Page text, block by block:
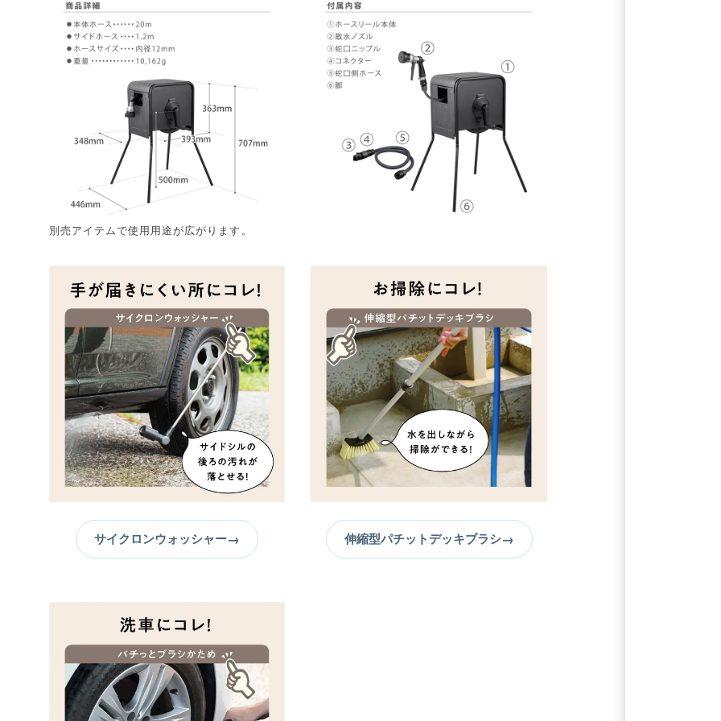
別売アイテムで使用用途が広がります。
サイクロンウォッシャー→ 伸縮型パチットデッキブラシ→